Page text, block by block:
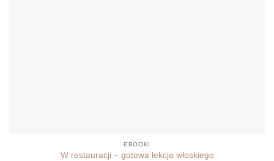
EBOOKI
W restauracji – gotowa lekcja włoskiego